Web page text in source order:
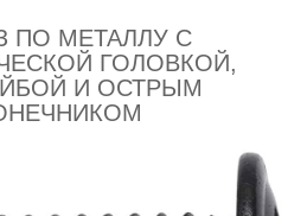
ПО МЕТАЛЛУ С
ГОЛОВКОЙ,
И ОСТРЫМ